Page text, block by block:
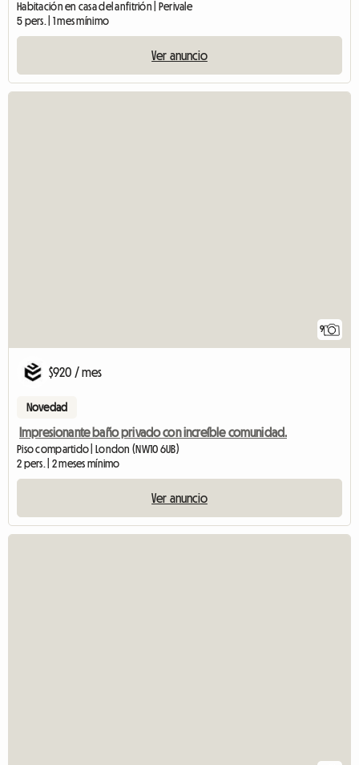
Habitación en casa del anfitrión | Perivale
5 pers. | 1 mes mínimo
Ver anuncio
9
$920 / mes
Novedad
Impresionante baño privado con increíble comunidad.
Piso compartido | London (NW10 6UB)
2 pers. | 2 meses mínimo
Ver anuncio